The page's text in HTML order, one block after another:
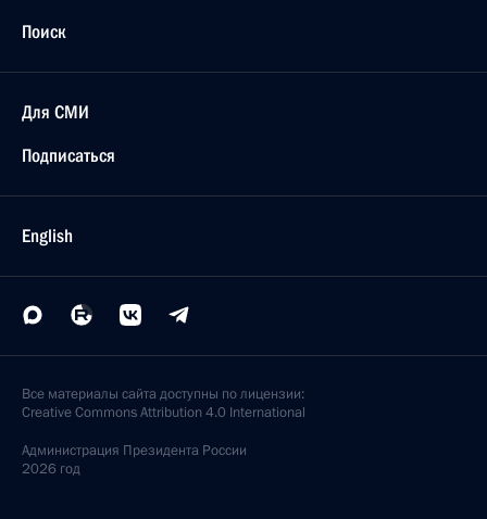
Поиск
Для СМИ
Подписаться
English
Все материалы сайта доступны по лицензии:
Creative Commons Attribution 4.0 International
Администрация Президента России
2026 год